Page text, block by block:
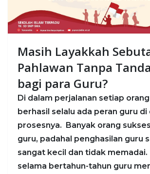
Masih Layakkah
Pahlawan Tanpa
bagi para Guru?
Di dalam perjalanan setiap
berhasil selalu ada peran guru di
prosesnya. Banyak orang
guru, padahal penghasilan guru
sangat kecil dan tidak
selama bertahun-tahun guru